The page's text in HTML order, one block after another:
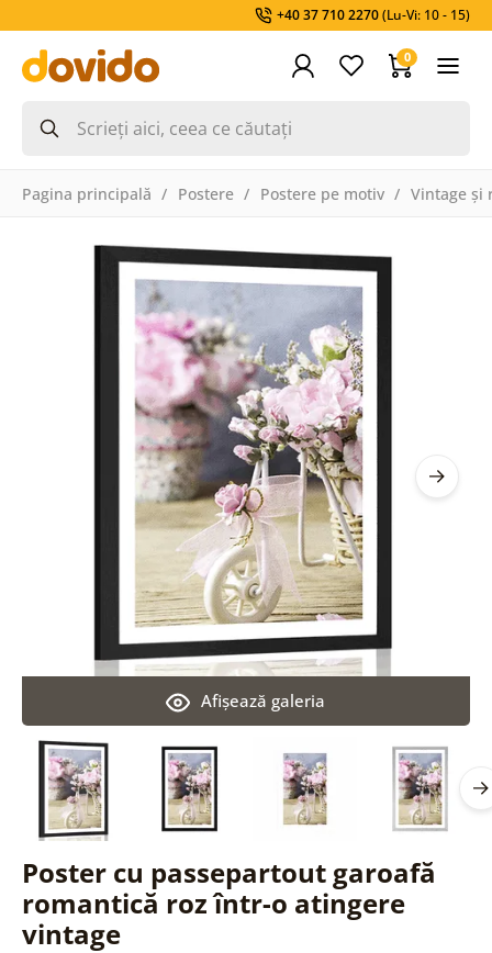
+40 37 710 2270(Lu-Vi: 10 - 15)
0
Pagina principală Postere Postere pe motiv Vintage și
Poster cu passepartout garoafă
romantică roz într-o atingere
vintage
Afişează galeria